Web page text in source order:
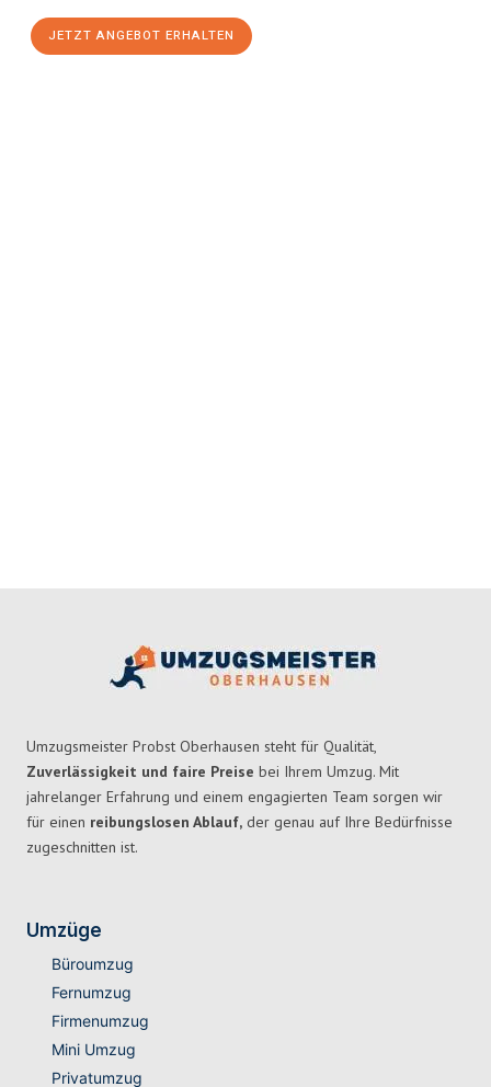
JETZT ANGEBOT ERHALTEN
Umzugsmeister Probst Oberhausen steht für Qualität,
Zuverlässigkeit und faire Preise bei Ihrem Umzug. Mit
jahrelanger Erfahrung und einem engagierten Team sorgen wir
für einen reibungslosen Ablauf, der genau auf Ihre Bedürfnisse
zugeschnitten ist.
Umzüge
Büroumzug
Fernumzug
Firmenumzug
Mini Umzug
Privatumzug